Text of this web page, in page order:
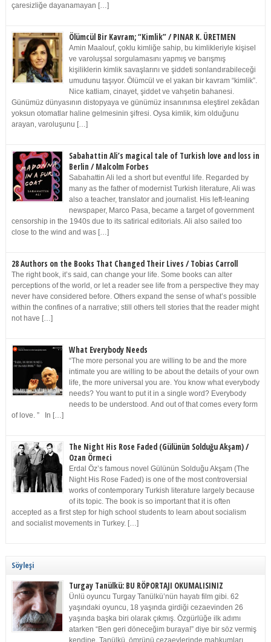
çaresizliğe dayanamayan […]
Ölümcül Bir Kavram; “Kimlik” / PINAR K. ÜRETMEN
Amin Maalouf, çoklu kimliğe sahip, bu kimlikleriyle kişisel
ve varoluşsal sorgulamasını yapmış ve barışmış
kişiliklerin kimlik savaşlarını ve şiddeti sonlandırabileceği
umudunu taşıyor. Ölümcül ve el yakan bir kavram “kimlik”.
Nice katliam, cinayet, şiddet ve vahşetin bahanesi.
Günümüz dünyasının distopyaya ve günümüz insanınınsa eleştirel zekâdan
yoksun otomatlar haline gelmesinin şifresi. Oysa kimlik, kim olduğunu
arayan, varoluşunu […]
Sabahattin Ali’s magical tale of Turkish love and loss in
Berlin / Malcolm Forbes
Sabahattin Ali led a short but eventful life. Regarded by
many as the father of modernist Turkish literature, Ali was
also a teacher, translator and journalist. His left-leaning
newspaper, Marco Pasa, became a target of government
censorship in the 1940s due to its satirical editorials. Ali also sailed too
close to the wind and was […]
28 Authors on the Books That Changed Their Lives / Tobias Carroll
The right book, it’s said, can change your life. Some books can alter
perceptions of the world, or let a reader see life from a perspective they may
never have considered before. Others expand the sense of what’s possible
within the confines of a narrative; still others tell stories that the reader might
not have […]
What Everybody Needs
“The more personal you are willing to be and the more
intimate you are willing to be about the details of your own
life, the more universal you are. You know what everybody
needs? You want to put it in a single word? Everybody
needs to be understood. And out of that comes every form
of love. ” In […]
The Night His Rose Faded (Gülünün Solduğu Akşam) /
Ozan Örmeci
Erdal Öz’s famous novel Gülünün Solduğu Akşam (The
Night His Rose Faded) is one of the most controversial
works of contemporary Turkish literature largely because
of its topic. The book is so important that it is often
accepted as a first step for high school students to learn about socialism
and socialist movements in Turkey. […]
Söyleşi
Turgay Tanülkü: BU RÖPORTAJI OKUMALISINIZ
Ünlü oyuncu Turgay Tanülkü’nün hayatı film gibi. 62
yaşındaki oyuncu, 18 yaşında girdiği cezaevinden 26
yaşında başka biri olarak çıkmış. Özgürlüğe ilk adımı
atarken “Ben geri döneceğim buraya!” diye bir söz vermiş
kendine. Tanülkü, ömrünü cezaevlerinde mahkumları